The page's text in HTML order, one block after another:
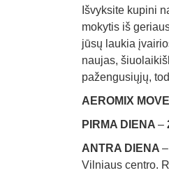
Išvyksite kupini
mokytis iš
jūsų laukia
naujas,
pažengusiųjų,
AEROMIX
PIRMA DIENA –
ANTRA DIENA –
Vilniaus centro.